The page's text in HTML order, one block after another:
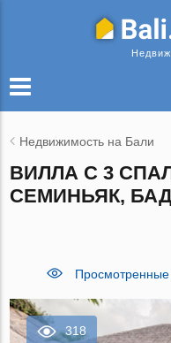
Недвижимость на Бали
ВИЛЛА С 3
СЕМИНЬЯК,
Просмотренные
318